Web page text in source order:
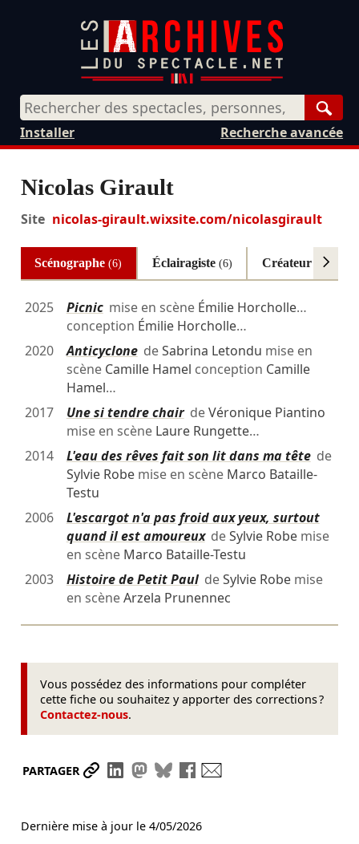
Recherche avancée
Installer
Nicolas Girault
Site nicolas-girault.wixsite.com/nicolasgirault
Scénographe(6) Éclairagiste (6) Créateur son
2025 Picnicmise en scène Émilie Horcholle…
conception Émilie Horcholle…
2020
AnticyclonedeSabrina Letondu mise en
scène Camille Hamel conception Camille
Hamel…
2017
Une si tendre chairdeVéronique Piantino
mise en scène Laure Rungette…
2014
L'eau des rêves fait son lit dans ma têtede
Sylvie Robemise en scène Marco Bataille-
Testu
2006
L'escargot n'a pas froid aux yeux, surtout
quand il est amoureuxdeSylvie Robemise
en scène Marco Bataille-Testu
2003
Histoire de Petit PauldeSylvie Robemise
en scèneArzela Prunennec
Vous possédez des informations pour compléter
cette fiche ou souhaitez y apporter des corrections ?
Contactez-nous.
PARTAGER Partager le lien
Partager sur LinkedIn
Partager sur Mastodon
Partager sur Bluesky
Partager sur Facebook
Dernière mise à jour le 4/05/2026